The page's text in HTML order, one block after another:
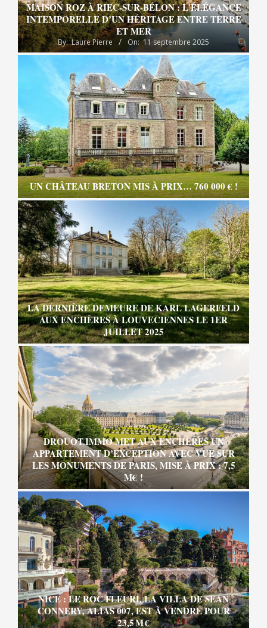
MAISON ROZ À RIEC-SUR-BÉLON : L’ÉLÉGANCE
INTEMPORELLE D’UN HÉRITAGE ENTRE TERRE
ET MER
By: Laure Pierre On: 11 septembre 2025
UN CHÂTEAU BRETON MIS À PRIX… 760 000 € !
LA DERNIÈRE DEMEURE DE KARL LAGERFELD
AUX ENCHÈRES À LOUVECIENNES LE 1ER
JUILLET 2025
DROUOT.IMMO MET AUX ENCHÈRES UN
APPARTEMENT D’EXCEPTION AVEC VUE SUR
LES MONUMENTS DE PARIS, MISE À PRIX : 7,5
M€ !
NICE : LE ROC FLEURI, LA VILLA DE SEAN
CONNERY, ALIAS 007, EST À VENDRE POUR
23,5 M €